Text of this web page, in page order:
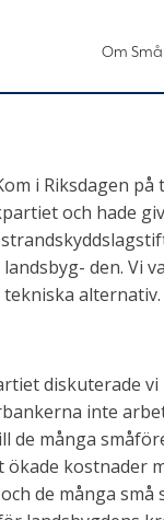
Om
i Riksdagen
och hade
landsbyg- den.
alternativ.
diskuterade
inte
de många
kostnader
de många